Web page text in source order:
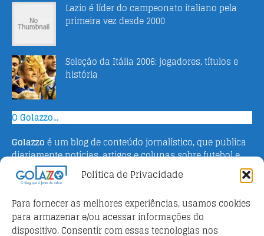
Política de Privacidade
Para fornecer as melhores experiências, usamos cookies
para armazenar e/ou acessar informações do
dispositivo. Consentir com essas tecnologias nos
Lazio é líder do campeonato italiano pela
primeira vez desde 2000
Seleção da Itália 2006: jogadores, títulos e
história
O Golazzo...
Golazzo é um blog de conteúdo jornalístico, que publica
diariamente notícias, artigos e colunas sobre futebol e
campeonato italiano. Fundado em 2016 pelo jornalista
Adriano Bertin, o site tem como objetivo informar o
o esporte na Itália.
Parceiros